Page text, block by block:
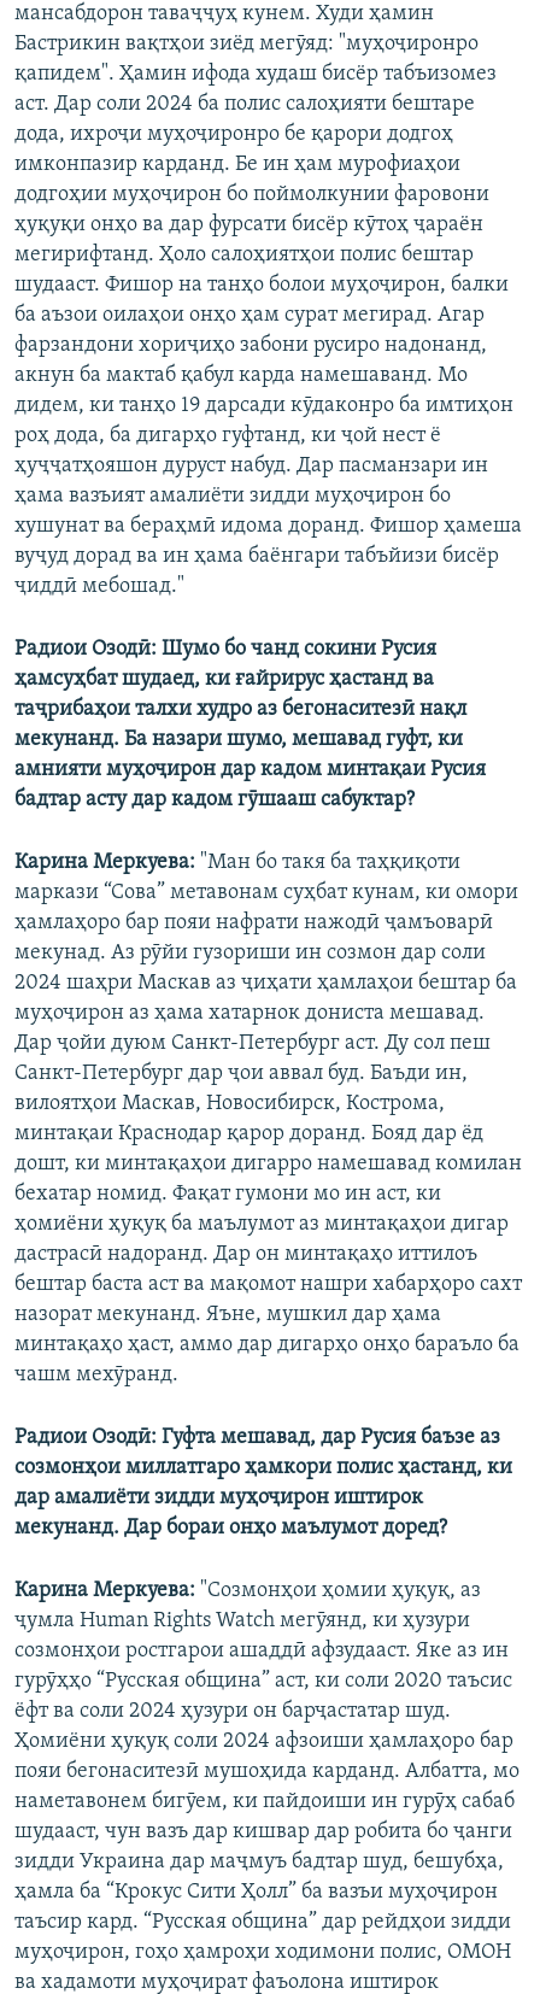
Auto 240p 360p 480p
720p 1080p
480p
1080p
мансабдорон таваҷҷуҳ кунем. Худи ҳамин
Бастрикин вақтҳои зиёд мегӯяд: "муҳоҷиронро
қапидем". Ҳамин ифода худаш бисёр табъизомез
аст. Дар соли 2024 ба полис салоҳияти бештаре
дода, ихроҷи муҳоҷиронро бе қарори додгоҳ
имконпазир карданд. Бе ин ҳам мурофиаҳои
додгоҳии муҳоҷирон бо поймолкунии фаровони
ҳуқуқи онҳо ва дар фурсати бисёр кӯтоҳ ҷараён
мегирифтанд. Ҳоло салоҳиятҳои полис бештар
шудааст. Фишор на танҳо болои муҳоҷирон, балки
ба аъзои оилаҳои онҳо ҳам сурат мегирад. Агар
фарзандони хориҷиҳо забони русиро надонанд,
акнун ба мактаб қабул карда намешаванд. Мо
дидем, ки танҳо 19 дарсади кӯдаконро ба имтиҳон
роҳ дода, ба дигарҳо гуфтанд, ки ҷой нест ё
ҳуҷҷатҳояшон дуруст набуд. Дар пасманзари ин
ҳама вазъият амалиёти зидди муҳоҷирон бо
хушунат ва бераҳмӣ идома доранд. Фишор ҳамеша
вуҷуд дорад ва ин ҳама баёнгари табъйизи бисёр
ҷиддӣ мебошад."
Радиои Озодӣ: Шумо бо чанд сокини Русия
ҳамсуҳбат шудаед, ки ғайрирус ҳастанд ва
таҷрибаҳои талхи худро аз бегонаситезӣ нақл
мекунанд. Ба назари шумо, мешавад гуфт, ки
амнияти муҳоҷирон дар кадом минтақаи Русия
бадтар асту дар кадом гӯшааш сабуктар?
Карина Меркуева: "Ман бо такя ба таҳқиқоти
маркази “Сова” метавонам суҳбат кунам, ки омори
ҳамлаҳоро бар пояи нафрати нажодӣ ҷамъоварӣ
мекунад. Аз рӯйи гузориши ин созмон дар соли
2024 шаҳри Маскав аз ҷиҳати ҳамлаҳои бештар ба
муҳоҷирон аз ҳама хатарнок дониста мешавад.
Дар ҷойи дуюм Санкт-Петербург аст. Ду сол пеш
Санкт-Петербург дар ҷои аввал буд. Баъди ин,
вилоятҳои Маскав, Новосибирск, Кострома,
минтақаи Краснодар қарор доранд. Бояд дар ёд
дошт, ки минтақаҳои дигарро намешавад комилан
бехатар номид. Фақат гумони мо ин аст, ки
ҳомиёни ҳуқуқ ба маълумот аз минтақаҳои дигар
дастрасӣ надоранд. Дар он минтақаҳо иттилоъ
бештар баста аст ва мақомот нашри хабарҳоро сахт
назорат мекунанд. Яъне, мушкил дар ҳама
минтақаҳо ҳаст, аммо дар дигарҳо онҳо бараъло ба
чашм мехӯранд.
Радиои Озодӣ: Гуфта мешавад, дар Русия баъзе аз
созмонҳои миллатгаро ҳамкори полис ҳастанд, ки
дар амалиёти зидди муҳоҷирон иштирок
мекунанд. Дар бораи онҳо маълумот доред?
Карина Меркуева: "Созмонҳои ҳомии ҳуқуқ, аз
ҷумла Human Rights Watch мегӯянд, ки ҳузури
созмонҳои ростгарои ашаддӣ афзудааст. Яке аз ин
гурӯҳҳо “Русская община” аст, ки соли 2020 таъсис
ёфт ва соли 2024 ҳузури он барҷастатар шуд.
Ҳомиёни ҳуқуқ соли 2024 афзоиши ҳамлаҳоро бар
пояи бегонаситезӣ мушоҳида карданд. Албатта, мо
наметавонем бигӯем, ки пайдоиши ин гурӯҳ сабаб
шудааст, чун вазъ дар кишвар дар робита бо ҷанги
зидди Украина дар маҷмуъ бадтар шуд, бешубҳа,
ҳамла ба “Крокус Сити Ҳолл” ба вазъи муҳоҷирон
таъсир кард. “Русская община” дар рейдҳои зидди
муҳоҷирон, гоҳо ҳамроҳи ходимони полис, ОМОН
ва хадамоти муҳоҷират фаъолона иштирок